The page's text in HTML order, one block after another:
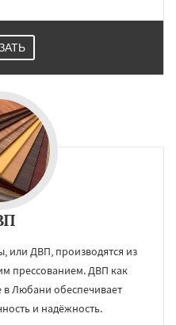
или ДВП, производятся из
прессованием. ДВП как
Любани обеспечивает
и надёжность.